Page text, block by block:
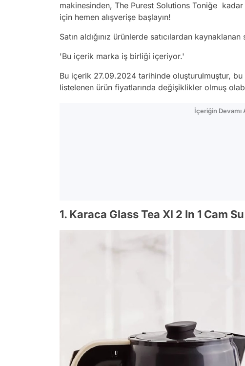
makinesinden, The Purest Solutions Toniğe
için hemen alışverişe başlayın!
Satın aldığınız ürünlerde satıcılardan
'Bu içerik marka iş birliği içeriyor.'
Bu içerik 27.09.2024 tarihinde oluşturulmuştur, bu
listelenen ürün fiyatlarında değişiklikler olmuş
İçeriğin Devamı
1. Karaca Glass Tea Xl 2 In 1 Cam